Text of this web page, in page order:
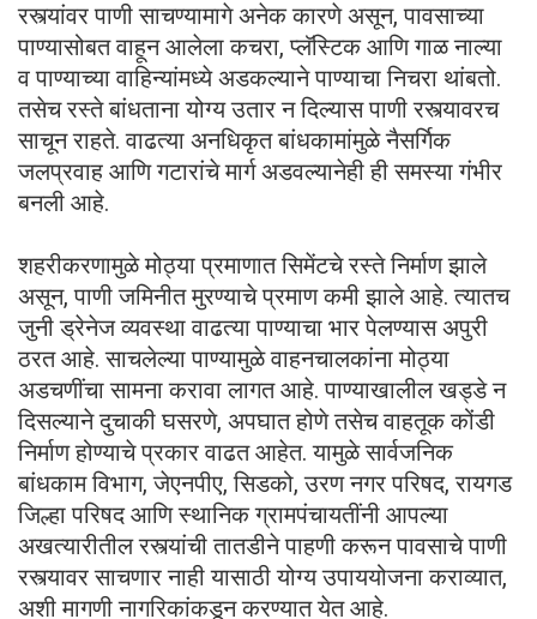
रस्त्यांवर पाणी साचण्यामागे अनेक कारणे असून, पावसाच्या
पाण्यासोबत वाहून आलेला कचरा, प्लॅस्टिक आणि गाळ नाल्या
व पाण्याच्या वाहिन्यांमध्ये अडकल्याने पाण्याचा निचरा थांबतो.
तसेच रस्ते बांधताना योग्य उतार न दिल्यास पाणी रस्त्यावरच
साचून राहते. वाढत्या अनधिकृत बांधकामांमुळे नैसर्गिक
जलप्रवाह आणि गटारांचे मार्ग अडवल्यानेही ही समस्या गंभीर
बनली आहे.
शहरीकरणामुळे मोठ्या प्रमाणात सिमेंटचे रस्ते निर्माण झाले
असून, पाणी जमिनीत मुरण्याचे प्रमाण कमी झाले आहे. त्यातच
जुनी ड्रेनेज व्यवस्था वाढत्या पाण्याचा भार पेलण्यास अपुरी
ठरत आहे. साचलेल्या पाण्यामुळे वाहनचालकांना मोठ्या
अडचणींचा सामना करावा लागत आहे. पाण्याखालील खड्डे न
दिसल्याने दुचाकी घसरणे, अपघात होणे तसेच वाहतूक कोंडी
निर्माण होण्याचे प्रकार वाढत आहेत. यामुळे सार्वजनिक
बांधकाम विभाग, जेएनपीए, सिडको, उरण नगर परिषद, रायगड
जिल्हा परिषद आणि स्थानिक ग्रामपंचायतींनी आपल्या
अखत्यारीतील रस्त्यांची तातडीने पाहणी करून पावसाचे पाणी
रस्त्यावर साचणार नाही यासाठी योग्य उपाययोजना कराव्यात,
अशी मागणी नागरिकांकडून करण्यात येत आहे.